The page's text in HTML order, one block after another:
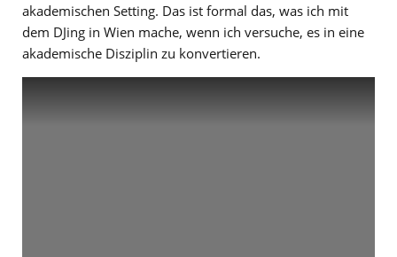
akademischen Setting. Das ist formal das, was ich mit
dem DJing in Wien mache, wenn ich versuche, es in eine
akademische Disziplin zu konvertieren.